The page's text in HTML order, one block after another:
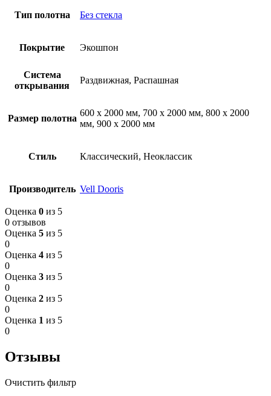
Тип полотна Без стекла
Покрытие Экошпон
Система
открывания
Раздвижная, Распашная
Размер полотна
600 х 2000 мм, 700 х 2000 мм, 800 х 2000
мм, 900 х 2000 мм
Стиль Классический, Неоклассик
Производитель Vell Dooris
Оценка 0 из 5
0 отзывов
Оценка 5 из 5
0
Оценка 4 из 5
0
Оценка 3 из 5
0
Оценка 2 из 5
0
Оценка 1 из 5
0
Отзывы
Очистить фильтр